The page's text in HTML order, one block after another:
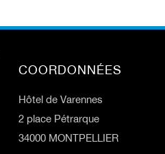
COORDONNÉES
Hôtel de Varennes
2 place Pétrarque
34000 MONTPELLIER